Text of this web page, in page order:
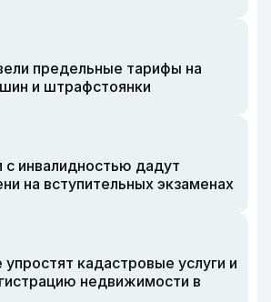
предельные тарифы на
и штрафстоянки
с инвалидностью дадут
на вступительных экзаменах
упростят кадастровые услуги и
недвижимости в